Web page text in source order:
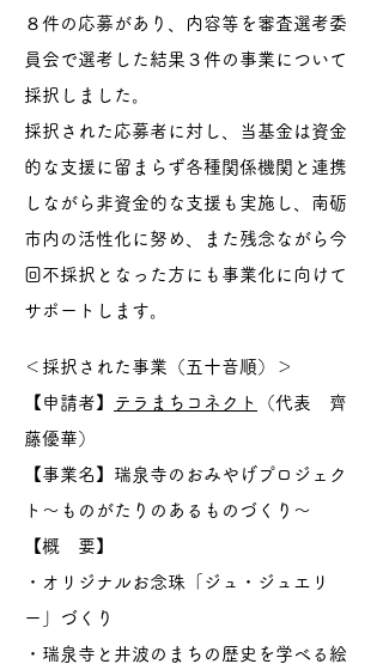
８件の応募があり、内容等を審査選考委
員会で選考した結果３件の事業について
採択しました。
採択された応募者に対し、当基金は資金
的な支援に留まらず各種関係機関と連携
しながら非資金的な支援も実施し、南砺
市内の活性化に努め、また残念ながら今
回不採択となった方にも事業化に向けて
サポートします。
＜採択された事業（五十音順）＞
【申請者】
テラまちコネクト
（代表 齊
藤優華）
【事業名】瑞泉寺のおみやげプロジェク
ト～ものがたりのあるものづくり～
【概 要】
・オリジナルお念珠「ジュ・ジュエリ
ー」づくり
・瑞泉寺と井波のまちの歴史を学べる絵